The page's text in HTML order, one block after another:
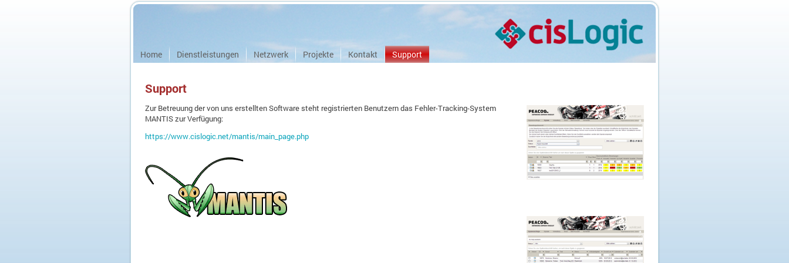
Home Dienstleistungen Netzwerk Projekte Kontakt Support
Support
Zur Betreuung der von uns erstellten Software steht registrierten Benutzern das Fehler-Tracking-System
MANTIS zur Verfügung:
https://www.cislogic.net/mantis/main_page.php